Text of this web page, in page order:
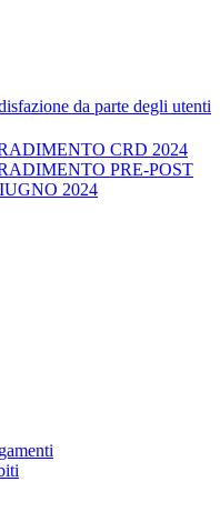
da parte degli utenti
CRD 2024
PRE-POST
2024